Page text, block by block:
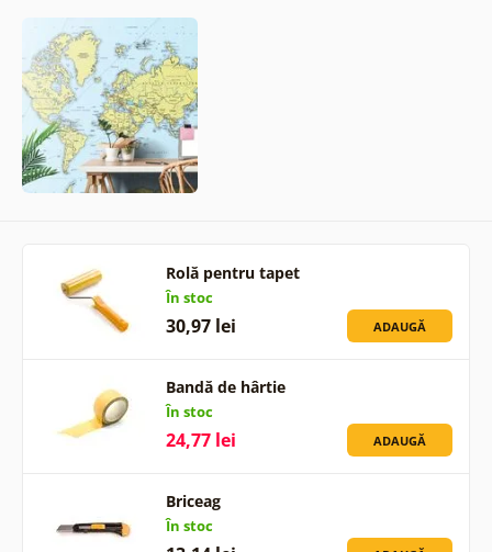
Rolă pentru tapet
În stoc
30,97 lei ADAUGĂ
Bandă de hârtie
În stoc
24,77 lei ADAUGĂ
Briceag
În stoc